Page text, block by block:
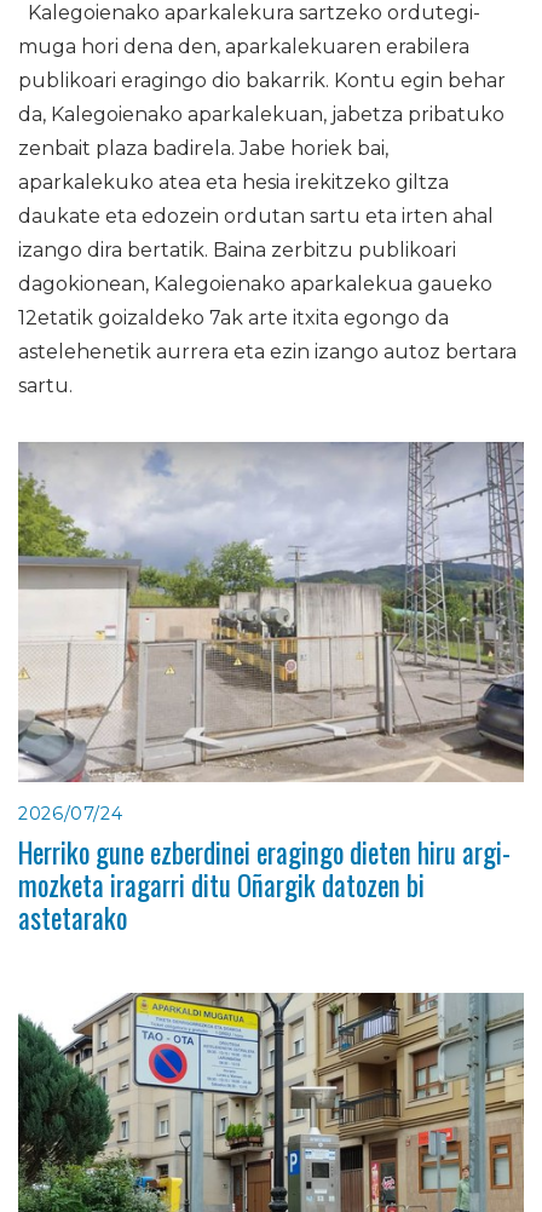
Kalegoienako aparkalekura sartzeko ordutegi-
muga hori dena den, aparkalekuaren erabilera
publikoari eragingo dio bakarrik. Kontu egin behar
da, Kalegoienako aparkalekuan, jabetza pribatuko
zenbait plaza badirela. Jabe horiek bai,
aparkalekuko atea eta hesia irekitzeko giltza
daukate eta edozein ordutan sartu eta irten ahal
izango dira bertatik. Baina zerbitzu publikoari
dagokionean, Kalegoienako aparkalekua gaueko
12etatik goizaldeko 7ak arte itxita egongo da
astelehenetik aurrera eta ezin izango autoz bertara
sartu.
2026/07/24
Herriko gune ezberdinei eragingo dieten hiru argi-
mozketa iragarri ditu Oñargik datozen bi
astetarako